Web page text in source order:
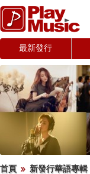
最新發行
首頁 新發行華語專輯